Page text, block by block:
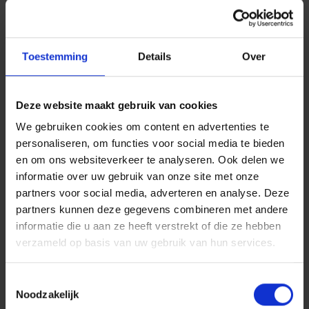
Toestemming Details Over
Deze website maakt gebruik van cookies
We gebruiken cookies om content en advertenties te
personaliseren, om functies voor social media te bieden
en om ons websiteverkeer te analyseren. Ook delen we
informatie over uw gebruik van onze site met onze
partners voor social media, adverteren en analyse. Deze
partners kunnen deze gegevens combineren met andere
informatie die u aan ze heeft verstrekt of die ze hebben
verzameld op basis van uw gebruik van hun services.
Noodzakelijk
U hebt nood aan psychologische
bijstand na de recente
gebeurtenissen?
Hoe lang moet u momenteel
wachten op het bezoek van de
expert?
Mag u beschadigde meubels en
huisraad weggooien als u foto’s
hebt genomen ?